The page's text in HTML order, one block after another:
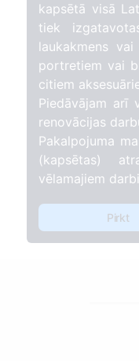
kapsētā visā
tiek
laukakmens
portretiem vai
citiem
Piedāvājam arī
renovācijas
Pakalpojuma
(kapsētas)
vēlamajiem
Pirkt